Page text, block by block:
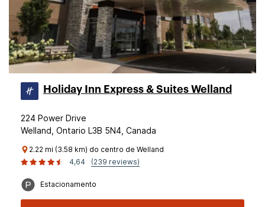
Holiday Inn Express & Suites Welland
224 Power Drive
Welland, Ontario L3B 5N4, Canada
2.22 mi (3.58 km) do centro de Welland
4,64
(239 reviews)
Estacionamento